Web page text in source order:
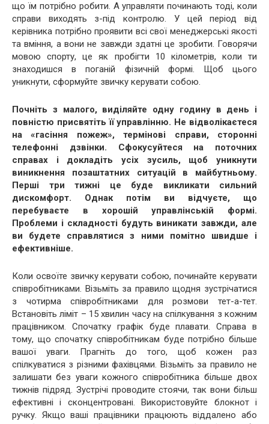
що їм потрібно робити. А управляти починають тоді, коли
справи виходять з-під контролю. У цей період від
керівника потрібно проявити всі свої менеджерські якості
та вміння, а вони не завжди здатні це зробити. Говорячи
мовою спорту, це як пробігти 10 кілометрів, коли ти
знаходишся в поганій фізичній формі. Щоб цього
уникнути, сформуйте звичку керувати собою.
Почніть з малого, виділяйте одну годину в день і
повністю присвятіть її управлінню. Не відволікаєтеся
на «гасіння пожеж», термінові справи, сторонні
телефонні дзвінки. Сфокусуйтеся на поточних
справах і докладіть усіх зусиль, щоб уникнути
виникнення позаштатних ситуацій в майбутньому.
Перші три тижні це буде викликати сильний
дискомфорт. Однак потім ви відчуєте, що
перебуваєте в хорошій управлінській формі.
Проблеми і складності будуть виникати завжди, але
ви будете справлятися з ними помітно швидше і
ефективніше.
Коли освоїте звичку керувати собою, починайте керувати
співробітниками. Візьміть за правило щодня зустрічатися
з чотирма співробітниками для розмови тет-а-тет.
Встановіть ліміт – 15 хвилин часу на спілкування з кожним
працівником. Спочатку графік буде плавати. Справа в
тому, що спочатку співробітникам буде потрібно більше
вашої уваги. Прагніть до того, щоб кожен раз
спілкуватися з різними фахівцями. Візьміть за правило не
залишати без уваги кожного співробітника більше двох
тижнів підряд. Зустрічі проводите стоячи, так вони більш
ефективні і сконцентровані. Використовуйте блокнот і
ручку. Якщо ваші працівники працюють віддалено або